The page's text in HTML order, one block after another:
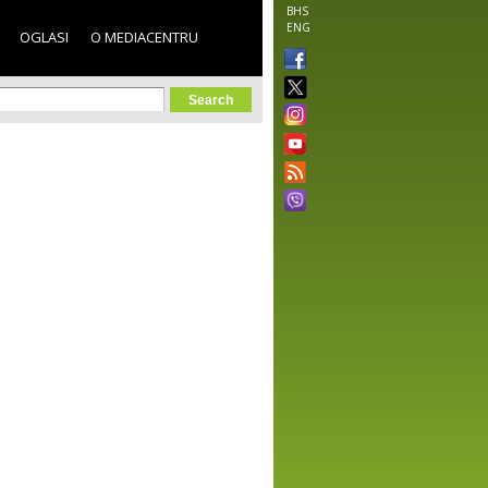
BHS
ENG
OGLASI O MEDIACENTRU